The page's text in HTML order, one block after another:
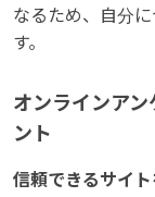
なるため、自分
す。
オンラインア
ント
信頼できるサイト